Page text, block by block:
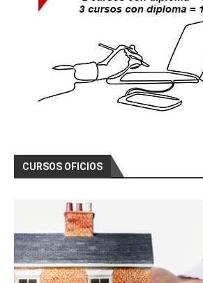
CURSOS OFICIOS